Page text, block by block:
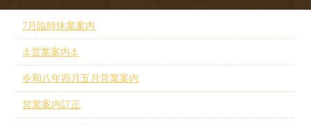
7月臨時休業案内
⚓︎営業案内⚓︎
令和八年四月五月営業案内
営業案内訂正